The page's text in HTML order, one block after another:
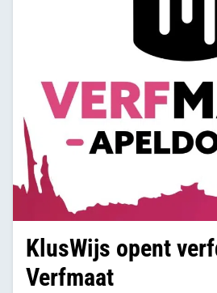
KlusWijs opent
Verfmaat